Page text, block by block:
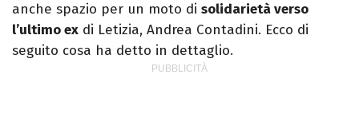
anche spazio per un moto di solidarietà verso
l’ultimo ex di Letizia, Andrea Contadini. Ecco di
seguito cosa ha detto in dettaglio.